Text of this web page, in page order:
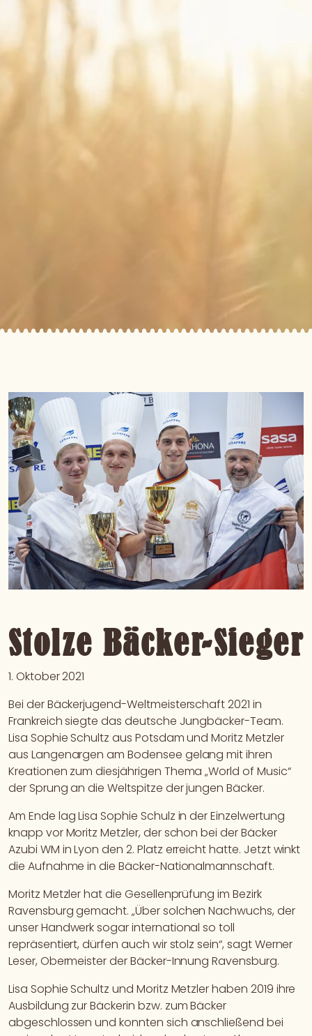
Stolze Bäcker-Sieger
1. Oktober 2021
Bei der Bäckerjugend-Weltmeisterschaft 2021 in
Frankreich siegte das deutsche Jungbäcker-Team.
Lisa Sophie Schultz aus Potsdam und Moritz Metzler
aus Langenargen am Bodensee gelang mit ihren
Kreationen zum diesjährigen Thema „World of Music“
der Sprung an die Weltspitze der jungen Bäcker.
Am Ende lag Lisa Sophie Schulz in der Einzelwertung
knapp vor Moritz Metzler, der schon bei der Bäcker
Azubi WM in Lyon den 2. Platz erreicht hatte. Jetzt winkt
die Aufnahme in die Bäcker-Nationalmannschaft.
Moritz Metzler hat die Gesellenprüfung im Bezirk
Ravensburg gemacht. „Über solchen Nachwuchs, der
unser Handwerk sogar international so toll
repräsentiert, dürfen auch wir stolz sein“, sagt Werner
Leser, Obermeister der Bäcker-Innung Ravensburg.
Lisa Sophie Schultz und Moritz Metzler haben 2019 ihre
Ausbildung zur Bäckerin bzw. zum Bäcker
abgeschlossen und konnten sich anschließend bei